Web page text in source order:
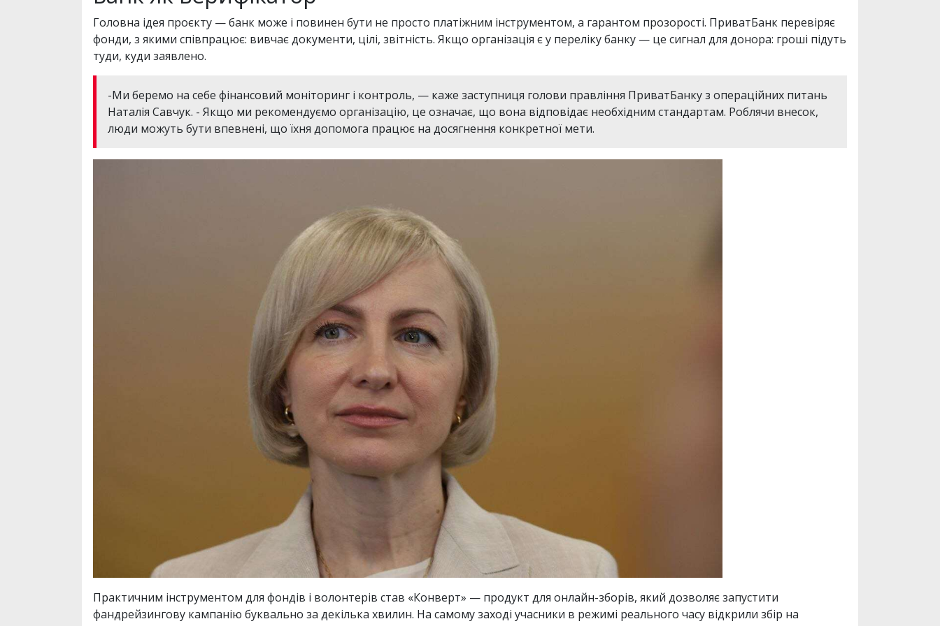
Головна ідея проєкту — банк може і повинен бути не просто платіжним інструментом, а гарантом прозорості. ПриватБанк перевіряє
фонди, з якими співпрацює: вивчає документи, цілі, звітність. Якщо організація є у переліку банку — це сигнал для донора: гроші підуть
туди, куди заявлено.
-Ми беремо на себе фінансовий моніторинг і контроль, — каже заступниця голови правління ПриватБанку з операційних питань
Наталія Савчук. - Якщо ми рекомендуємо організацію, це означає, що вона відповідає необхідним стандартам. Роблячи внесок,
люди можуть бути впевнені, що їхня допомога працює на досягнення конкретної мети.
Практичним інструментом для фондів і волонтерів став «Конверт» — продукт для онлайн-зборів, який дозволяє запустити
фандрейзингову кампанію буквально за декілька хвилин. На самому заході учасники в режимі реального часу відкрили збір на